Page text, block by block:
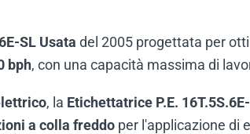
SL Usata del 2005 progettata per
bph, con una capacità massima di
, la Etichettatrice P.E.
a colla freddo per l'applicazione di